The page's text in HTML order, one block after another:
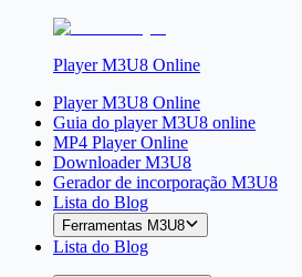
Player M3U8 Online
Player M3U8 Online
Guia do player M3U8 online
MP4 Player Online
Downloader M3U8
Gerador de incorporação M3U8
Lista do Blog
Ferramentas M3U8
Lista do Blog